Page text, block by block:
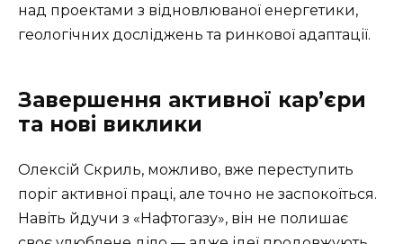
над проектами з відновлюваної енергетики,
геологічних досліджень та ринкової адаптації.
Завершення активної кар’єри
та нові виклики
Олексій Скриль, можливо, вже переступить
поріг активної праці, але точно не заспокоїться.
Навіть йдучи з «Нафтогазу», він не полишає